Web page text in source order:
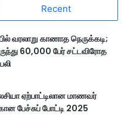
Recent
வரலாறு காணாத நெருக்கடி;
60,000 பேர் சட்டவிரோத
ஏற்பாட்டிலான மாணவர்
பேச்சுப் போட்டி 2025